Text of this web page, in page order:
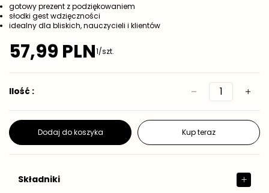
gotowy prezent z podziękowaniem
słodki gest wdzięczności
idealny dla bliskich, nauczycieli i klientów
C
a
e
g
u
a
57,99 PLN1/szt.
Ilość :
Dodaj do koszyka Kup teraz
Składniki